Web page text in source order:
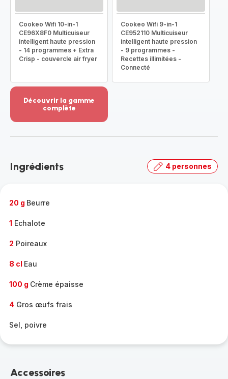
Cookeo Wifi 10-in-1
CE96X8F0 Multicuiseur
intelligent haute pression
- 14 programmes + Extra
Crisp - couvercle air fryer
Cookeo Wifi 9-in-1
CE952110 Multicuiseur
intelligent haute pression
- 9 programmes -
Recettes illimitées -
Connecté
Découvrir la gamme
complète
-
gamme
Ingrédients 4 personnes
20 g Beurre
1 Echalote
2 Poireaux
8 cl Eau
100 g Crème épaisse
4 Gros œufs frais
Sel, poivre
Accessoires